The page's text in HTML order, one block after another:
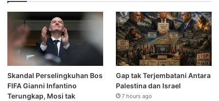
Skandal Perselingkuhan Bos
FIFA Gianni Infantino
Terungkap, Mosi tak
Gap tak Terjembatani Antara
Palestina dan Israel
7 hours ago